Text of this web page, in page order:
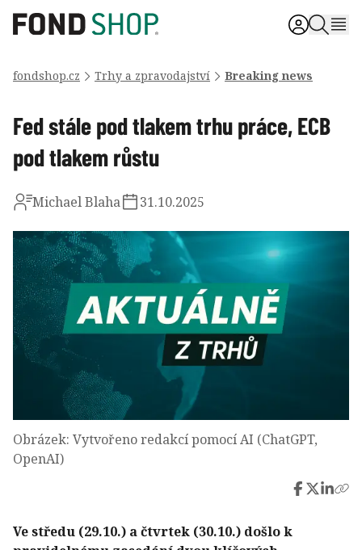
fondshop.cz Trhy a zpravodajství Breaking news
Fed stále pod tlakem trhu práce, ECB
pod tlakem růstu
Michael Blaha 31.10.2025
Obrázek: Vytvořeno redakcí pomocí AI (ChatGPT,
OpenAI)
Ve středu (29.10.) a čtvrtek (30.10.) došlo k